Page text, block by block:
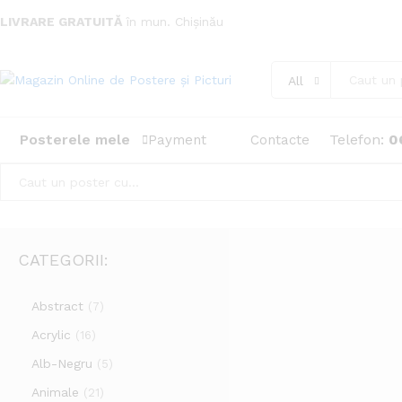
LIVRARE GRATUITĂ în mun. Chișinău
All
Posterele mele Payment Contacte Telefon:
CATEGORII:
Abstract (7)
Acrylic (16)
Alb-Negru (5)
Animale (21)